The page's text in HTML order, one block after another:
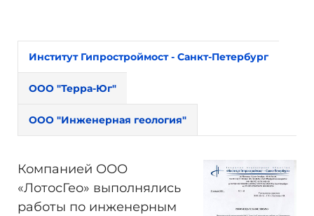
Институт Гипростроймост - Санкт-Петербург
ООО "Терра-Юг"
ООО "Инженерная геология"
Компанией ООО
«ЛотосГео» выполнялись
работы по инженерным